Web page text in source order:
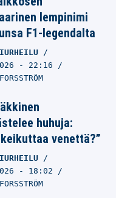
lempinimi
F1-legendalta
- 22:16
huhuja:
venettä?”
- 18:02